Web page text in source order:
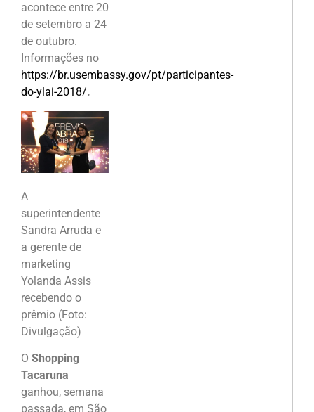
acontece entre 20
de setembro a 24
de outubro.
Informações no
https://br.usembassy.gov/pt/participantes-
do-ylai-2018/.
A
superintendente
Sandra Arruda e
a gerente de
marketing
Yolanda Assis
recebendo o
prêmio (Foto:
Divulgação)
O Shopping
Tacaruna
ganhou, semana
passada, em São